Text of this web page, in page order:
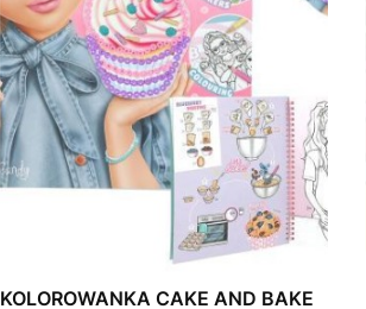
KOLOROWANKA CAKE AND BAKE